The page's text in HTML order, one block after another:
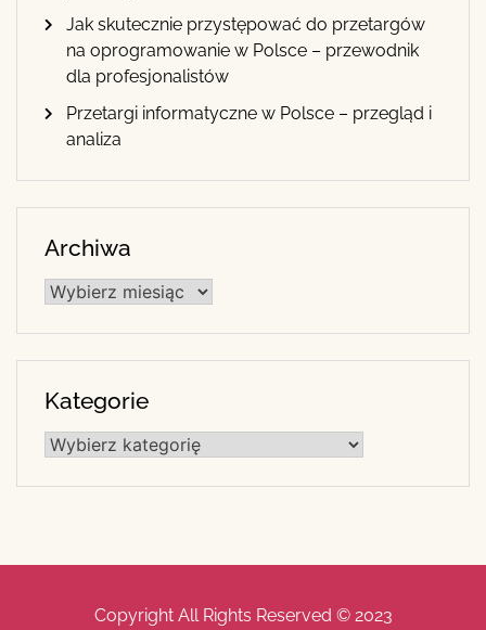
Jak skutecznie przystępować do przetargów
na oprogramowanie w Polsce – przewodnik
dla profesjonalistów
Przetargi informatyczne w Polsce – przegląd i
analiza
Archiwa
Archiwa
Kategorie
Kategorie
Copyright All Rights Reserved © 2023